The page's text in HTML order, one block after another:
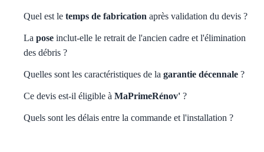
Quel est le temps de fabrication après validation du devis ?
La pose inclut-elle le retrait de l'ancien cadre et l'élimination
des débris ?
Quelles sont les caractéristiques de la garantie décennale ?
Ce devis est-il éligible à MaPrimeRénov' ?
Quels sont les délais entre la commande et l'installation ?